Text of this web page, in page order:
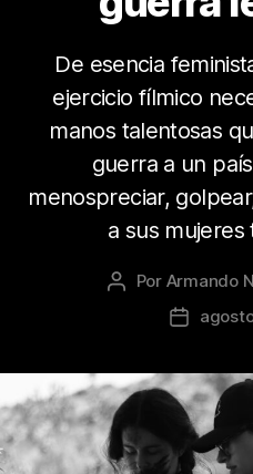
De esencia
ejercicio fílmico
manos talentosas
guerra a un
menospreciar,
a sus mujeres
Autor
Por Armando
Fecha